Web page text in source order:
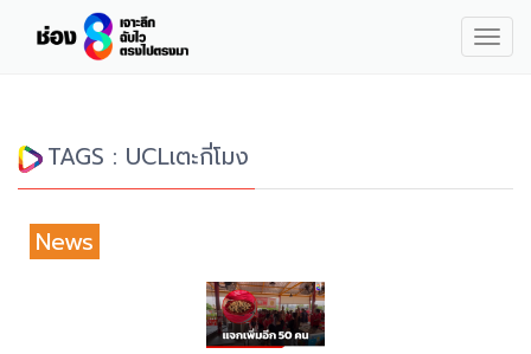
TAGS : UCLเตะกี่โมง
News